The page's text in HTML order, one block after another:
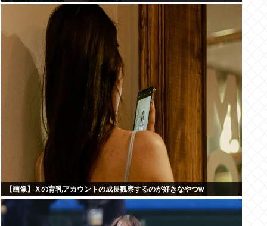
【画像】Ｘの育乳アカウントの成長観察するのが好きなやつw